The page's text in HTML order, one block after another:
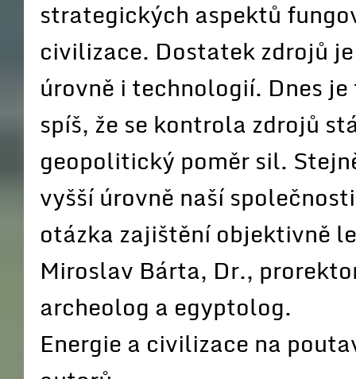
strategických aspektů
civilizace. Dostatek zdrojů
úrovně i technologií. Dnes
spíš, že se kontrola zdrojů
geopolitický poměr sil.
vyšší úrovně naší
otázka zajištění objektivně
Miroslav Bárta, Dr.,
archeolog a egyptolog.
Energie a civilizace na